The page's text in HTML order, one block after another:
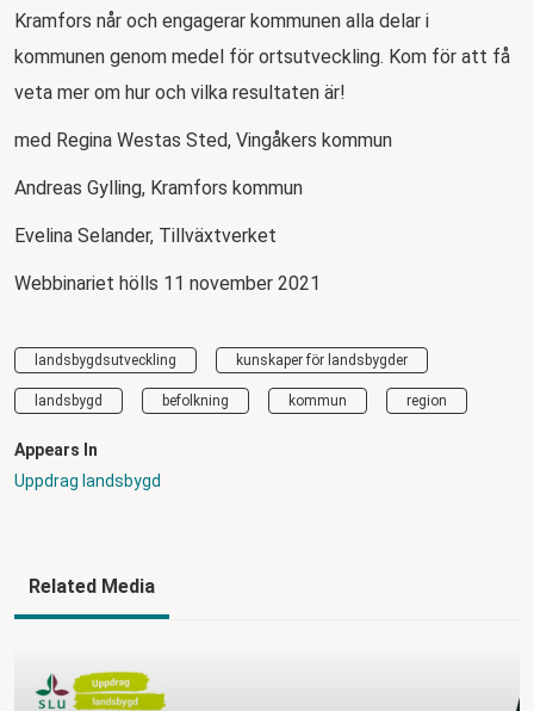
Kramfors når och engagerar kommunen alla delar i
kommunen genom medel för ortsutveckling. Kom för att få
veta mer om hur och vilka resultaten är!
med Regina Westas Sted, Vingåkers kommun
Andreas Gylling, Kramfors kommun
Evelina Selander, Tillväxtverket
Webbinariet hölls 11 november 2021
landsbygdsutveckling kunskaper för landsbygder
landsbygd befolkning kommun region
Appears In
Uppdrag landsbygd
Related Media